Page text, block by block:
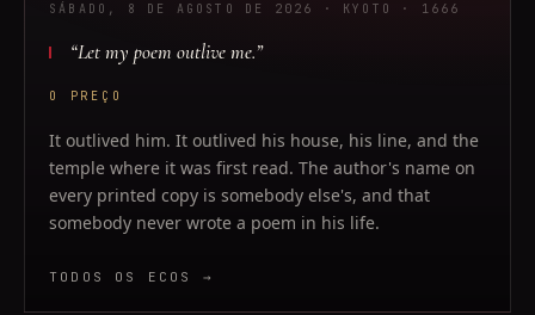
SÁBADO, 8 DE AGOSTO DE 2026 · KYOTO · 1666
“Let my poem outlive me.”
O PREÇO
It outlived him. It outlived his house, his line, and the
temple where it was first read. The author's name on
every printed copy is somebody else's, and that
somebody never wrote a poem in his life.
TODOS OS ECOS →